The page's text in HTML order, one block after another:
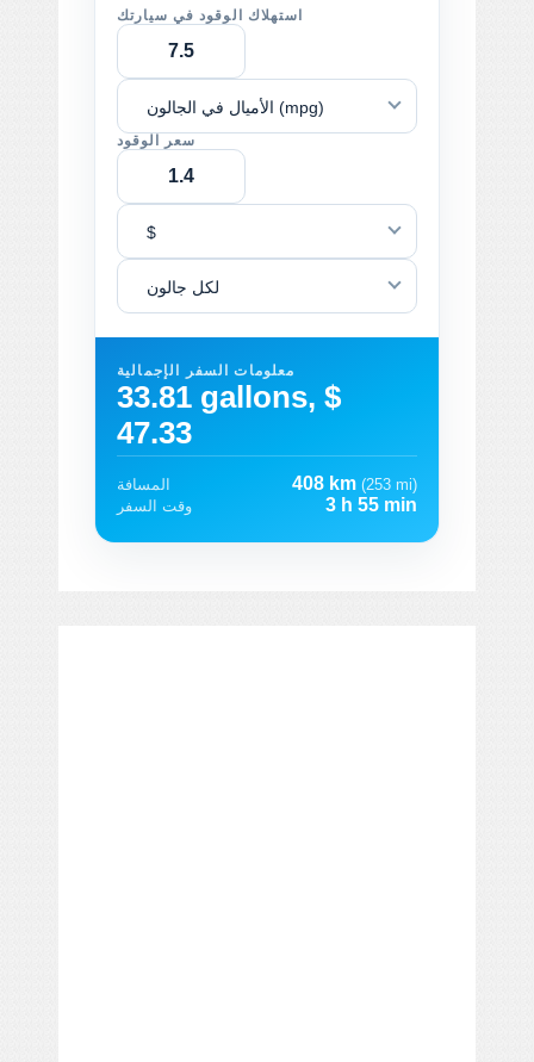
استهلاك الوقود في سيارتك
الأميال في الجالون (mpg)
سعر الوقود
$
لكل جالون
معلومات السفر الإجمالية
33.81 gallons, $
47.33
المسافة 408 km (253 mi)
وقت السفر
3 h 55 min